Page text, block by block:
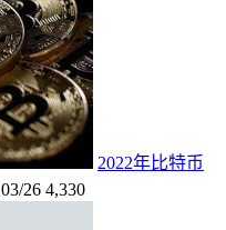
2022年比特币
03/26 4,330